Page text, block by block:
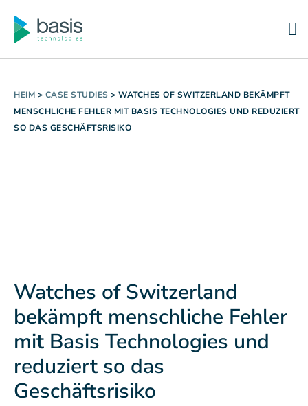
HEIM > CASE STUDIES > WATCHES OF SWITZERLAND BEKÄMPFT
MENSCHLICHE FEHLER MIT BASIS TECHNOLOGIES UND REDUZIERT
SO DAS GESCHÄFTSRISIKO
Watches of Switzerland
bekämpft menschliche Fehler
mit Basis Technologies und
reduziert so das
Geschäftsrisiko